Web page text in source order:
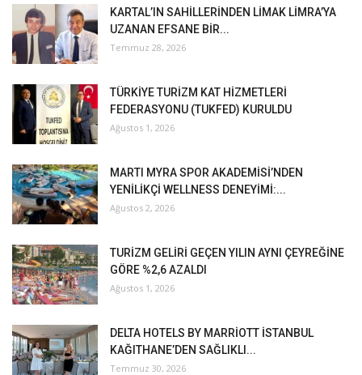
KARTAL’IN SAHİLLERİNDEN LİMAK LİMRA’YA
UZANAN EFSANE BİR...
Temmuz 28, 2026
TÜRKİYE TURİZM KAT HİZMETLERİ
FEDERASYONU (TUKFED) KURULDU
Ağustos 1, 2026
MARTI MYRA SPOR AKADEMİSİ’NDEN
YENİLİKÇİ WELLNESS DENEYİMİ:...
Ağustos 2, 2026
TURİZM GELİRİ GEÇEN YILIN AYNI ÇEYREĞİNE
GÖRE %2,6 AZALDI
Ağustos 1, 2026
DELTA HOTELS BY MARRİOTT İSTANBUL
KAĞITHANE’DEN SAĞLIKLI...
Temmuz 30, 2026